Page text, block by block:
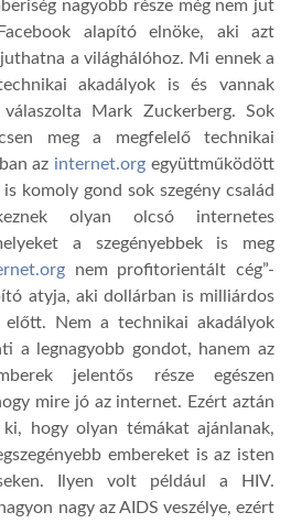
nagyobb része még nem jut
alapító elnöke, aki azt
a világhálóhoz. Mi ennek a
akadályok is és vannak
Mark Zuckerberg. Sok
meg a megfelelő technikai
az internet.org együttműködött
komoly gond sok szegény család
olyan olcsó internetes
a szegényebbek is meg
nem profitorientált cég”-
atyja, aki dollárban is milliárdos
Nem a technikai akadályok
a legnagyobb gondot, hanem az
jelentős része egészen
mire jó az internet. Ezért aztán
hogy olyan témákat ajánlanak,
embereket is az isten
Ilyen volt például a HIV.
nagy az AIDS veszélye, ezért